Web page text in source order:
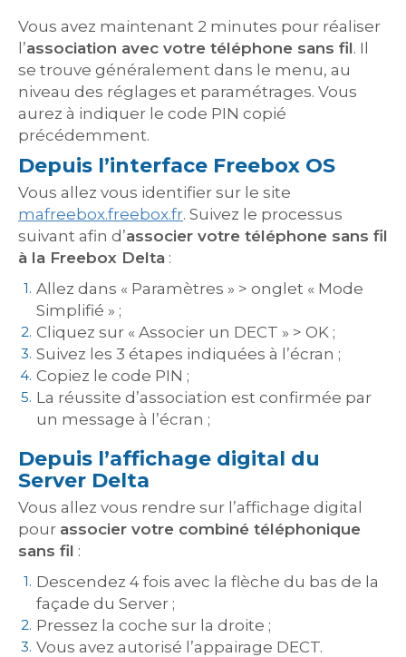
Vous avez maintenant 2 minutes pour réaliser
l’association avec votre téléphone sans fil. Il
se trouve généralement dans le menu, au
niveau des réglages et paramétrages. Vous
aurez à indiquer le code PIN copié
précédemment.
Depuis l’interface Freebox OS
Vous allez vous identifier sur le site
mafreebox.freebox.fr. Suivez le processus
suivant afin d’associer votre téléphone sans fil
à la Freebox Delta :
Allez dans « Paramètres » > onglet « Mode
Simplifié » ;
Cliquez sur « Associer un DECT » > OK ;
Suivez les 3 étapes indiquées à l’écran ;
Copiez le code PIN ;
La réussite d’association est confirmée par
un message à l’écran ;
Depuis l’affichage digital du
Server Delta
Vous allez vous rendre sur l’affichage digital
pour associer votre combiné téléphonique
sans fil :
Descendez 4 fois avec la flèche du bas de la
façade du Server ;
Pressez la coche sur la droite ;
Vous avez autorisé l’appairage DECT.